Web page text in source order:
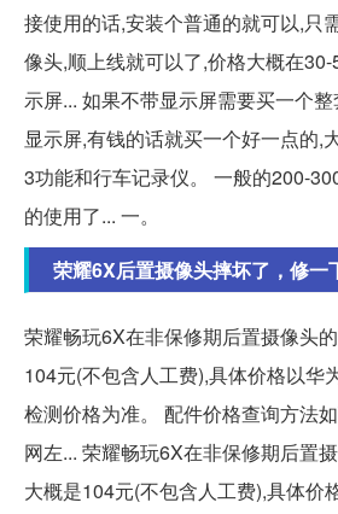
接使用的话,安装个普通的就可以,只
像头,顺上线就可以了,价格大概在
示屏... 如果不带显示屏需要买一个
显示屏,有钱的话就买一个好一点的,
3功能和行车记录仪。 一般的200-
的使用了... 一。
荣耀6X后置摄像头摔坏了，修一
荣耀畅玩6X在非保修期后置摄像头
104元(不包含人工费),具体价格以华
检测价格为准。 配件价格查询方法
网左... 荣耀畅玩6X在非保修期后置
大概是104元(不包含人工费),具体价